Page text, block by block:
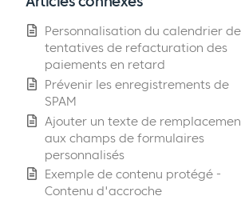
Personnalisation du calendrier
tentatives de refacturation des
paiements en retard
Prévenir les enregistrements de
SPAM
Ajouter un texte de
aux champs de formulaires
personnalisés
Exemple de contenu protégé -
Contenu d'accroche